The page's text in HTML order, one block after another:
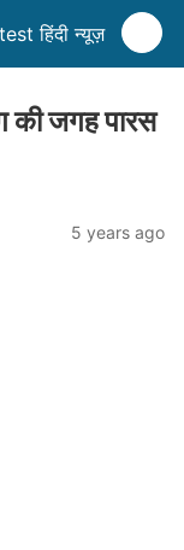
हिंदी न्यूज़
की जगह पारस
5 years ago